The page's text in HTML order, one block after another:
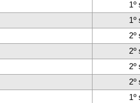
1º
1º
2º
2º
2º
2º
1º